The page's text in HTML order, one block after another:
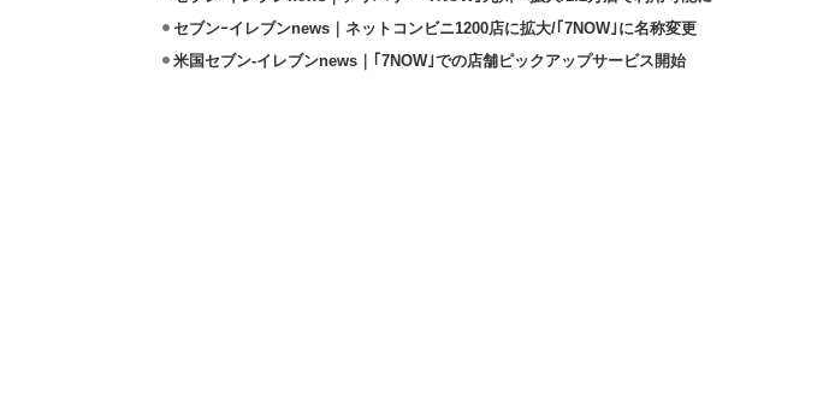
セブンｰイレブンnews｜ネットコンビニ1200店に拡大/｢7NOW｣に名称変更
米国セブン-イレブンnews｜｢7NOW｣での店舗ピックアップサービス開始